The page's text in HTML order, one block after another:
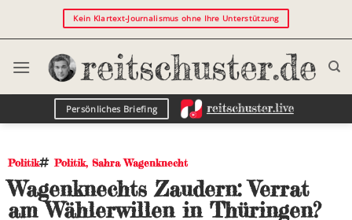
Kein Klartext-Journalismus ohne Ihre Unterstützung
Persönliches Briefing
Politik Politik, Sahra Wagenknecht
Wagenknechts Zaudern: Verrat
am Wählerwillen in Thüringen?